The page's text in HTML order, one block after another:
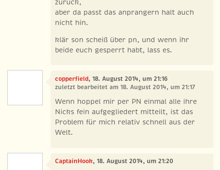
zurück,
aber da passt das anprangern halt auch
nicht hin.
klär son scheiß über pn, und wenn ihr
beide euch gesperrt habt, lass es.
copperfield, 18. August 2014, um 21:16
zuletzt bearbeitet am 18. August 2014, um 21:17
Wenn hoppel mir per PN einmal alle ihre
Nicks fein aufgegliedert mitteilt, ist das
Problem für mich relativ schnell aus der
Welt.
CaptainHook, 18. August 2014, um 21:20